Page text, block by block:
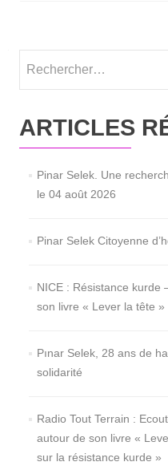
ARTICLES
Pinar Selek. Une
le 04 août 2026
Pinar Selek Citoyenne
NICE : Résistance kurde
son livre « Lever la tête »
Pınar Selek, 28 ans de
solidarité
Radio Tout Terrain :
autour de son livre «
sur la résistance kurde »